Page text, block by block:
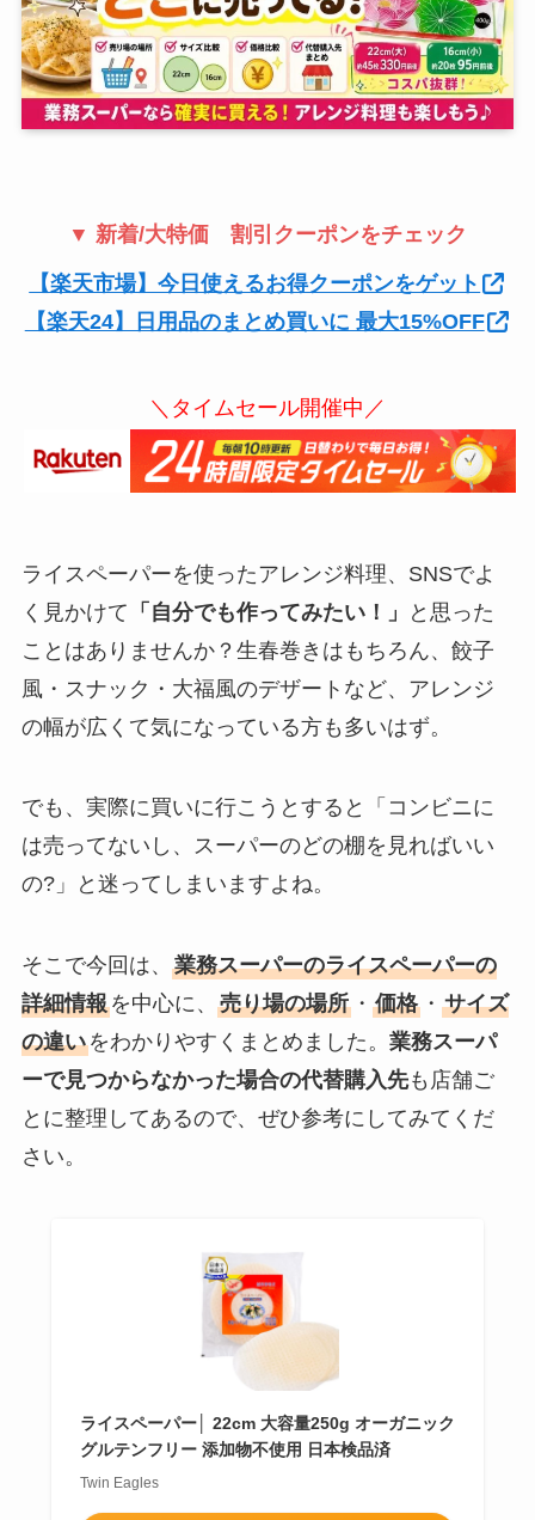
▼ 新着/大特価 割引クーポンをチェック
【楽天市場】今日使えるお得クーポンをゲット
【楽天24】日用品のまとめ買いに 最大15%OFF
＼タイムセール開催中／
ライスペーパーを使ったアレンジ料理、SNSでよ
く見かけて 「自分でも作ってみたい！」
と思った
ことはありませんか？生春巻きはもちろん、餃子
風・スナック・大福風のデザートなど、アレンジ
の幅が広くて気になっている方も多いはず。
でも、実際に買いに行こうとすると「コンビニに
は売ってないし、スーパーのどの棚を見ればいい
の?」と迷ってしまいますよね。
そこで今回は、 業務スーパーのライスペーパーの
詳細情報を中心に、 売り場の場所・ 価格・ サイズ
の違いをわかりやすくまとめました。 業務スーパ
ーで見つからなかった場合の代替購入先も店舗ご
とに整理してあるので、ぜひ参考にしてみてくだ
さい。
ライスペーパー│ 22cm 大容量250g オーガニック
グルテンフリー 添加物不使用 日本検品済
Twin Eagles